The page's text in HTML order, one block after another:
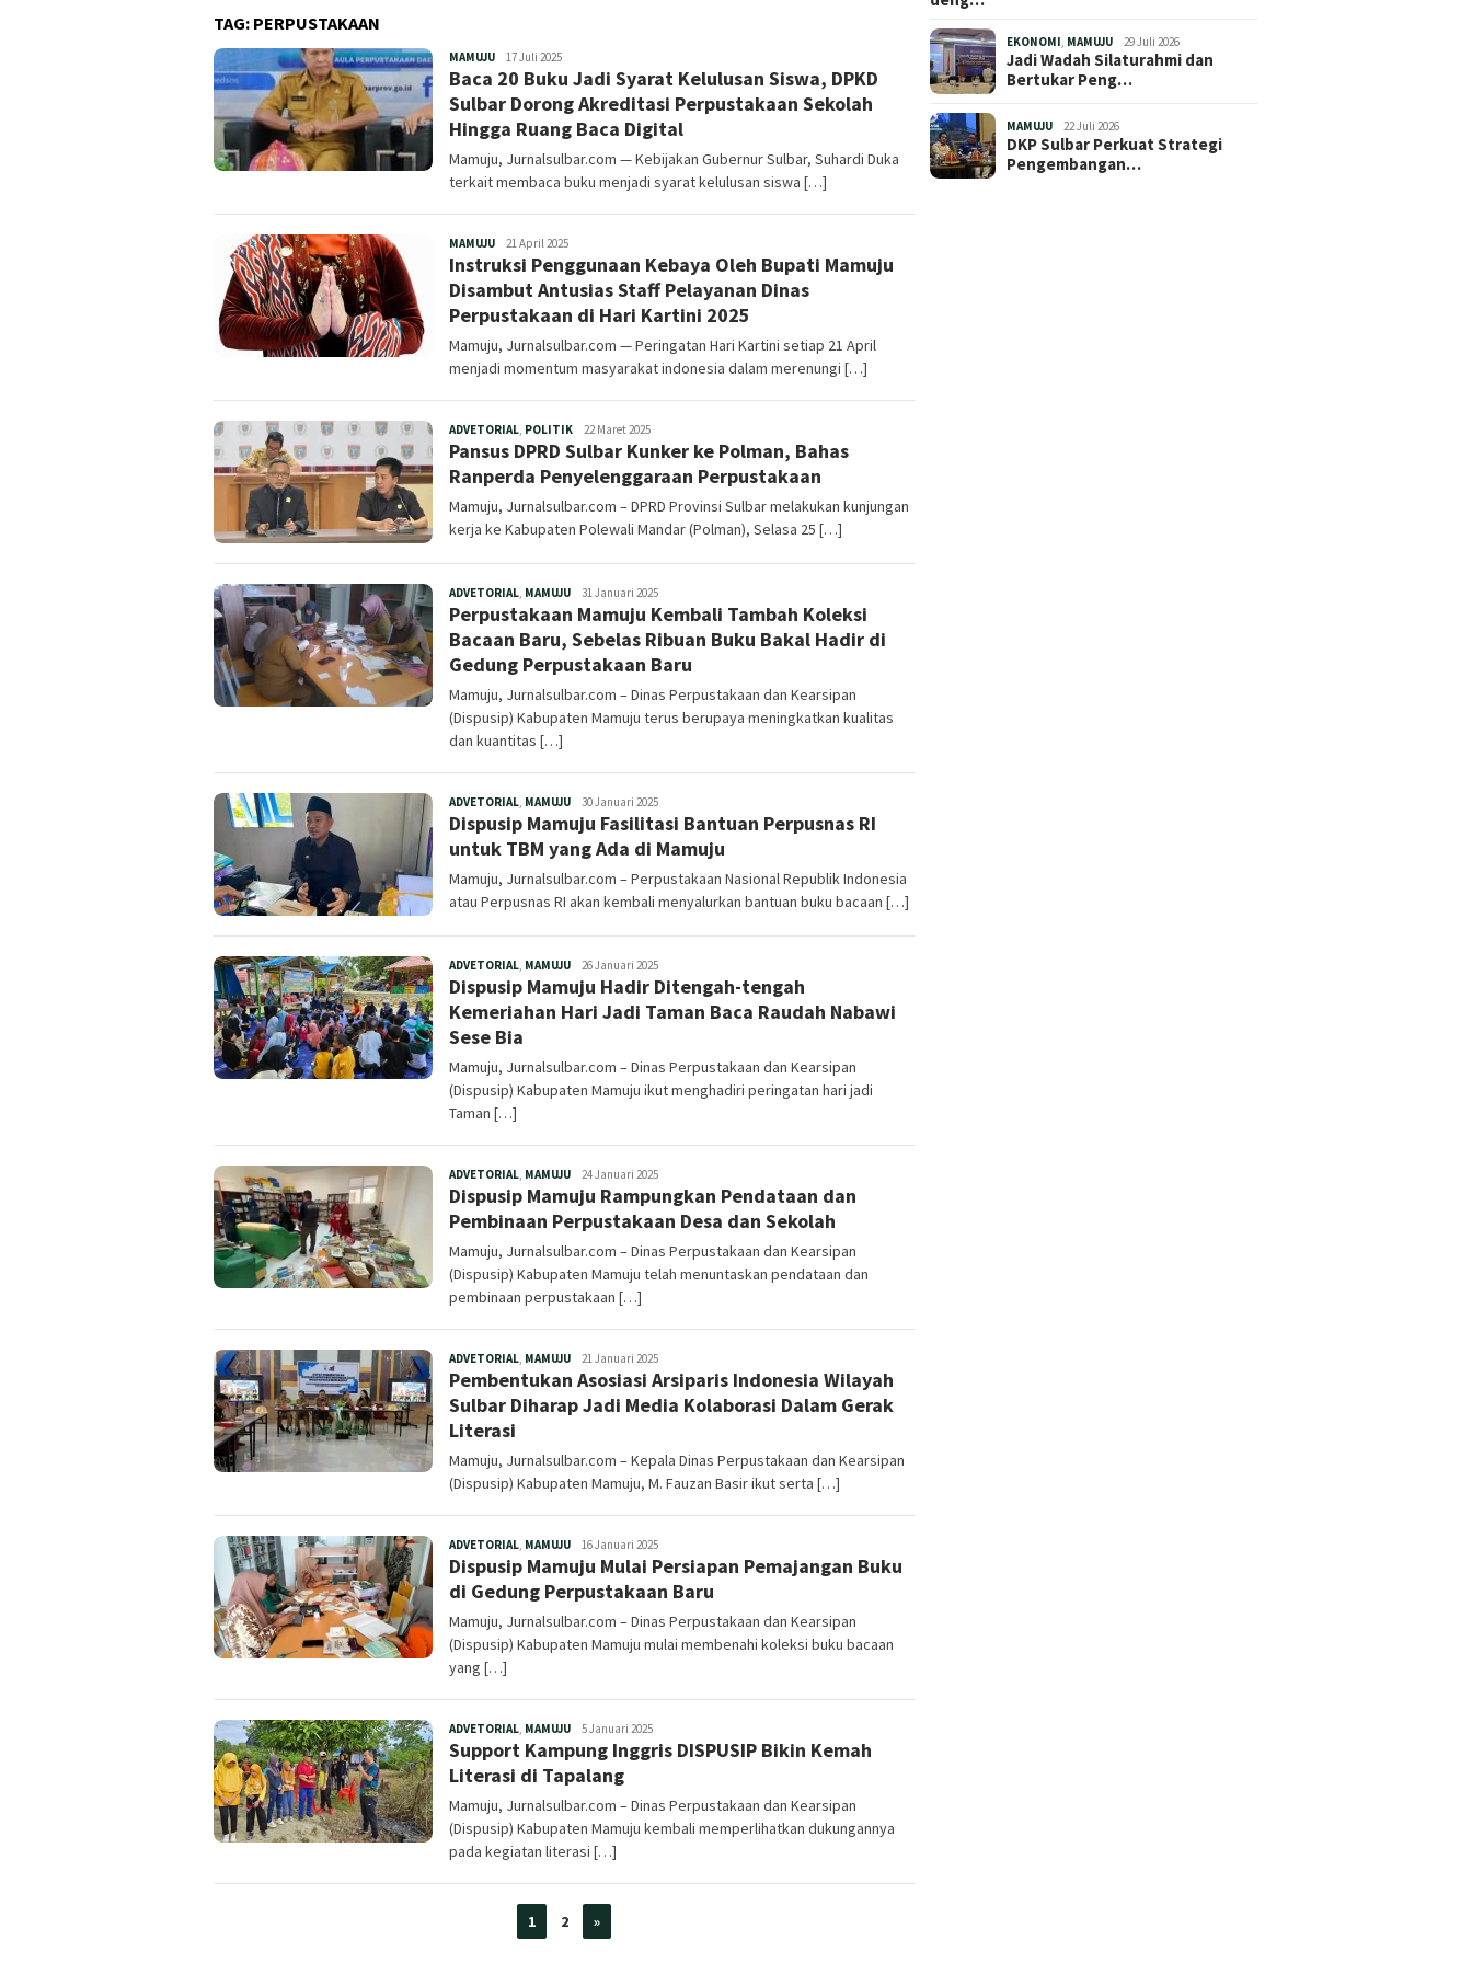
TAG: PERPUSTAKAAN
MAMUJURedaksi
17 Juli 2025
Baca 20 Buku Jadi Syarat Kelulusan Siswa, DPKD
Sulbar Dorong Akreditasi Perpustakaan Sekolah
Hingga Ruang Baca Digital
Mamuju, Jurnalsulbar.com — Kebijakan Gubernur Sulbar, Suhardi Duka
terkait membaca buku menjadi syarat kelulusan siswa […]
MAMUJURedaksi
21 April 2025
Instruksi Penggunaan Kebaya Oleh Bupati Mamuju
Disambut Antusias Staff Pelayanan Dinas
Perpustakaan di Hari Kartini 2025
Mamuju, Jurnalsulbar.com — Peringatan Hari Kartini setiap 21 April
menjadi momentum masyarakat indonesia dalam merenungi […]
ADVETORIAL, POLITIKRedaksi
22 Maret 2025
Pansus DPRD Sulbar Kunker ke Polman, Bahas
Ranperda Penyelenggaraan Perpustakaan
Mamuju, Jurnalsulbar.com – DPRD Provinsi Sulbar melakukan kunjungan
kerja ke Kabupaten Polewali Mandar (Polman), Selasa 25 […]
ADVETORIAL, MAMUJURedaksi
31 Januari 2025
Perpustakaan Mamuju Kembali Tambah Koleksi
Bacaan Baru, Sebelas Ribuan Buku Bakal Hadir di
Gedung Perpustakaan Baru
Mamuju, Jurnalsulbar.com – Dinas Perpustakaan dan Kearsipan
(Dispusip) Kabupaten Mamuju terus berupaya meningkatkan kualitas
dan kuantitas […]
ADVETORIAL, MAMUJURedaksi
30 Januari 2025
Dispusip Mamuju Fasilitasi Bantuan Perpusnas RI
untuk TBM yang Ada di Mamuju
Mamuju, Jurnalsulbar.com – Perpustakaan Nasional Republik Indonesia
atau Perpusnas RI akan kembali menyalurkan bantuan buku bacaan […]
ADVETORIAL, MAMUJURedaksi
26 Januari 2025
Dispusip Mamuju Hadir Ditengah-tengah
Kemeriahan Hari Jadi Taman Baca Raudah Nabawi
Sese Bia
Mamuju, Jurnalsulbar.com – Dinas Perpustakaan dan Kearsipan
(Dispusip) Kabupaten Mamuju ikut menghadiri peringatan hari jadi
Taman […]
ADVETORIAL, MAMUJURedaksi
24 Januari 2025
Dispusip Mamuju Rampungkan Pendataan dan
Pembinaan Perpustakaan Desa dan Sekolah
Mamuju, Jurnalsulbar.com – Dinas Perpustakaan dan Kearsipan
(Dispusip) Kabupaten Mamuju telah menuntaskan pendataan dan
pembinaan perpustakaan […]
ADVETORIAL, MAMUJURedaksi
21 Januari 2025
Pembentukan Asosiasi Arsiparis Indonesia Wilayah
Sulbar Diharap Jadi Media Kolaborasi Dalam Gerak
Literasi
Mamuju, Jurnalsulbar.com – Kepala Dinas Perpustakaan dan Kearsipan
(Dispusip) Kabupaten Mamuju, M. Fauzan Basir ikut serta […]
ADVETORIAL, MAMUJURedaksi
16 Januari 2025
Dispusip Mamuju Mulai Persiapan Pemajangan Buku
di Gedung Perpustakaan Baru
Mamuju, Jurnalsulbar.com – Dinas Perpustakaan dan Kearsipan
(Dispusip) Kabupaten Mamuju mulai membenahi koleksi buku bacaan
yang […]
ADVETORIAL, MAMUJURedaksi
5 Januari 2025
Support Kampung Inggris DISPUSIP Bikin Kemah
Literasi di Tapalang
Mamuju, Jurnalsulbar.com – Dinas Perpustakaan dan Kearsipan
(Dispusip) Kabupaten Mamuju kembali memperlihatkan dukungannya
pada kegiatan literasi […]
1 2 »
EKONOMI MAMUJU 29 Juli 2026
Jadi Wadah Silaturahmi dan
Bertukar Peng…
MAMUJU 22 Juli 2026
DKP Sulbar Perkuat Strategi
Pengembangan…